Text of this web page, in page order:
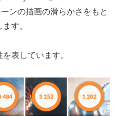
ンの描画の滑らかさをもと
す。
表しています。